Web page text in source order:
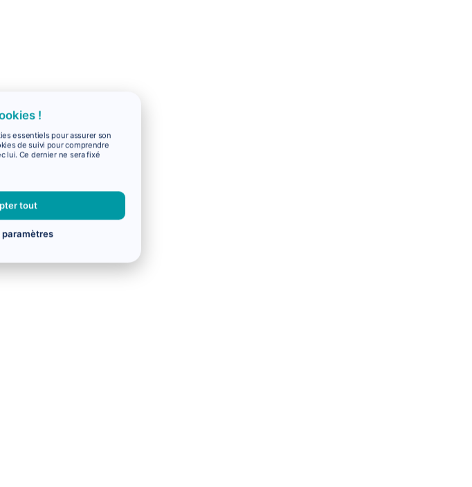
!
essentiels pour assurer son
de suivi pour comprendre
lui. Ce dernier ne sera fixé
tout
paramètres